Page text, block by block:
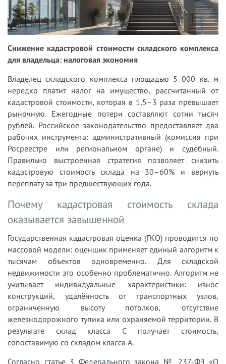
Снижение кадастровой стоимости складского комплекса
для владельца: налоговая экономия
Владелец складского комплекса площадью 5 000 кв. м
нередко платит налог на имущество, рассчитанный от
кадастровой стоимости, которая в 1,5–3 раза превышает
рыночную. Ежегодные потери составляют сотни тысяч
рублей. Российское законодательство предоставляет два
рабочих инструмента: административный (комиссия при
Росреестре или региональном органе) и судебный.
Правильно выстроенная стратегия позволяет снизить
кадастровую стоимость склада на 30–60% и вернуть
переплату за три предшествующих года.
Почему кадастровая стоимость склада
оказывается завышенной
Государственная кадастровая оценка (ГКО) проводится по
массовой модели: оценщик применяет единый алгоритм к
тысячам объектов одновременно. Для складской
недвижимости это особенно проблематично. Алгоритм не
учитывает индивидуальные характеристики: износ
конструкций, удалённость от транспортных узлов,
ограниченную высоту потолков, отсутствие
железнодорожного тупика или охраняемой территории. В
результате склад класса C получает стоимость,
сопоставимую со складом класса A.
Согласно статье 3 Федерального закона № 237-ФЗ «О